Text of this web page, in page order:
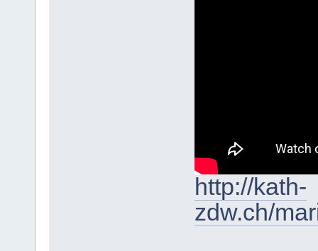
http://kath-
zdw.ch/